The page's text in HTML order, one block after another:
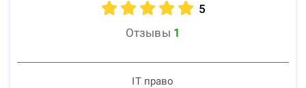
5
Отзывы 1
IT право